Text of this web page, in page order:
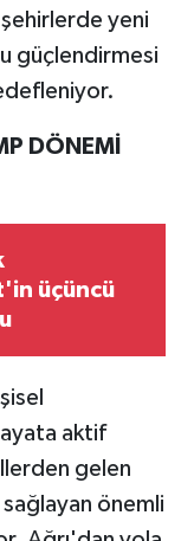
şehirlerde yeni
güçlendirmesi
DÖNEMİ
üçüncü
aktif
illerden gelen
sağlayan önemli